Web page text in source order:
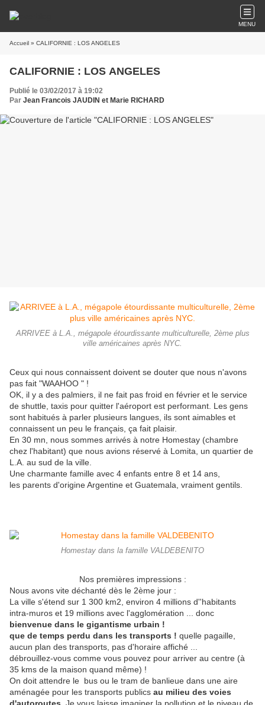
MENU
Accueil » CALIFORNIE : LOS ANGELES
CALIFORNIE : LOS ANGELES
Publié le 03/02/2017 à 19:02
Par Jean Francois JAUDIN et Marie RICHARD
ARRIVEE à L.A., mégapole étourdissante multiculturelle, 2ème plus
ville américaines après NYC.
Ceux qui nous connaissent doivent se douter que nous n'avons
pas fait "WAAHOO " !
OK, il y a des palmiers, il ne fait pas froid en février et le service
de shuttle, taxis pour quitter l'aéroport est performant. Les gens
sont habitués à parler plusieurs langues, ils sont aimables et
connaissent un peu le français, ça fait plaisir.
En 30 mn, nous sommes arrivés à notre Homestay (chambre
chez l'habitant) que nous avions réservé à Lomita, un quartier de
L.A. au sud de la ville.
Une charmante famille avec 4 enfants entre 8 et 14 ans,
les parents d'origine Argentine et Guatemala, vraiment gentils.
Homestay dans la famille VALDEBENITO
Nos premières impressions :
Nous avons vite déchanté dès le 2ème jour :
La ville s'étend sur 1 300 km2, environ 4 millions d''habitants
intra-muros et 19 millions avec l'agglomération ... donc
bienvenue dans le gigantisme urbain !
que de temps perdu dans les transports ! quelle pagaille,
aucun plan des transports, pas d'horaire affiché ...
débrouillez-vous comme vous pouvez pour arriver au centre (à
35 kms de la maison quand même) !
On doit attendre le bus ou le tram de banlieue dans une aire
aménagée pour les transports publics au milieu des voies